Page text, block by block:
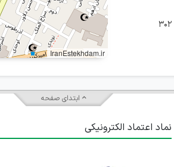
IranEstekhdam.ir
ابتدای صفحه
نماد اعتماد الکترونیکی